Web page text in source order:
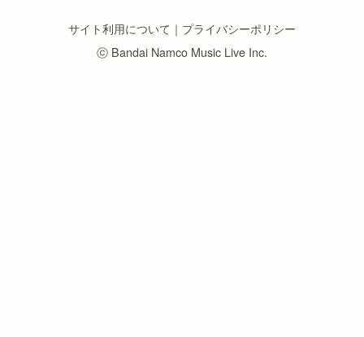
サイト利用について ｜ プライバシーポリシー
ⓒ Bandai Namco Music Live Inc.